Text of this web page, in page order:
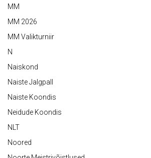
MM
MM 2026
MM Valikturniir
N
Naiskond
Naiste Jalgpall
Naiste Koondis
Neidude Koondis
NLT
Noored